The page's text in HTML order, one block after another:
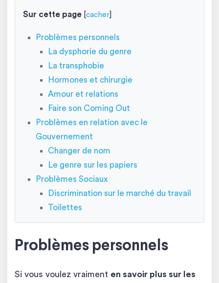
Sur cette page cacher
Problèmes personnels
La dysphorie du genre
La transphobie
Hormones et chirurgie
Amour et relations
Faire son Coming Out
Problèmes en relation avec le
Gouvernement
Changer de nom
Le genre sur les papiers
Problèmes Sociaux
Discrimination sur le marché du travail
Toilettes
Problèmes personnels
Si vous voulez vraiment en savoir plus sur les